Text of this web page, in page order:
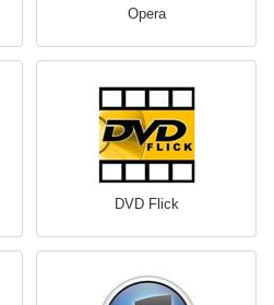
Opera
DVD Flick